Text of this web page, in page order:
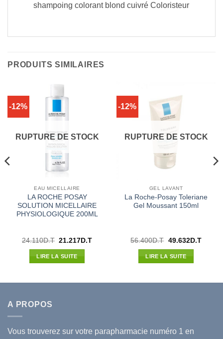
shampoing colorant blond cuivré Coloristeur
PRODUITS SIMILAIRES
-12%
RUPTURE DE STOCK
EAU MICELLAIRE
LA ROCHE POSAY
SOLUTION MICELLAIRE
PHYSIOLOGIQUE 200ML
24.110D.T Le
initial
était :
21.217 D.TLe
LIRE LA SUITE
-12%
RUPTURE DE STOCK
GEL LAVANT
La Roche-Posay Toleriane
Gel Moussant 150ml
56.400D.T Le
initial
était :
49.632D.TLe
LIRE LA SUITE
A PROPOS
Vous trouverez sur votre parapharmacie numéro 1 en